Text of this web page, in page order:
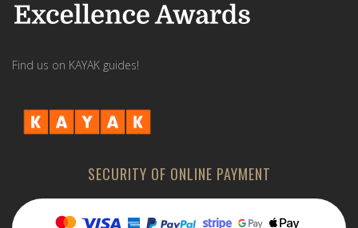
Find us on KAYAK guides!
SECURITY OF ONLINE PAYMENT